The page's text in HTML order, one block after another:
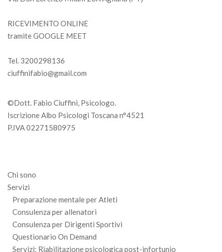
RICEVIMENTO ONLINE
tramite GOOGLE MEET
Tel. 3200298136
ciuffinifabio@gmail.com
©Dott. Fabio Ciuffini, Psicologo.
Iscrizione Albo Psicologi Toscana n°4521
P.IVA 02271580975
Chi sono
Servizi
Preparazione mentale per Atleti
Consulenza per allenatori
Consulenza per Dirigenti Sportivi
Questionario On Demand
Servizi: Riabilitazione psicologica post-infortunio